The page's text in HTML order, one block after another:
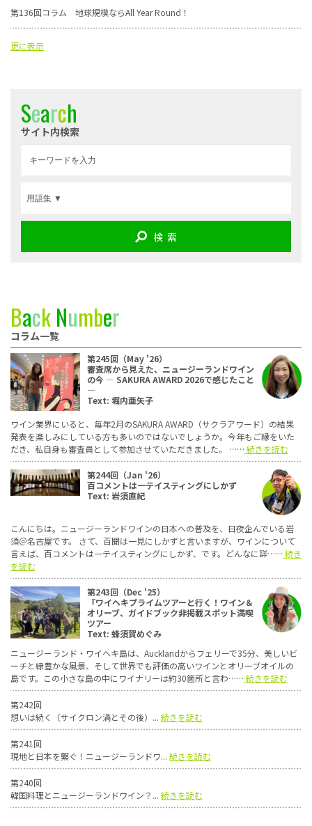
第136回コラム 地球規模ならAll Year Round！
更に表示
Search
サイト内検索
検 索
BackNumber
コラム一覧
第245回（May '26）
審査席から見えた、ニュージーランドワイン
の今 ― SAKURA AWARD 2026で感じたこと
―
Text: 堀内亜矢子
ワイン業界にいると、毎年2月のSAKURA AWARD（サクラアワード）の結果
発表を楽しみにしている方も多いのではないでしょうか。今年もご縁をいた
だき、私自身も審査員として参加させていただきました。 …… 続きを読む
第244回（Jan '26）
百コメントは一テイスティングにしかず
Text: 岩須直紀
こんにちは。ニュージーランドワインの日本への普及を、日夜企んでいる岩
須＠名古屋です。 さて、百聞は一見にしかずと言いますが、ワインについて
言えば、百コメントは一テイスティングにしかず、です。どんなに詳…… 続き
を読む
第243回（Dec '25）
『ワイヘキプライムツアーと行く！ワイン＆
オリーブ、ガイドブック非掲載スポット満喫
ツアー
Text: 蜂須賀めぐみ
ニュージーランド・ワイヘキ島は、Aucklandからフェリーで35分、美しいビ
ーチと緑豊かな風景、そして世界でも評価の高いワインとオリーブオイルの
島です。この小さな島の中にワイナリーは約30箇所と言わ…… 続きを読む
第242回
想いは続く（サイクロン渦とその後）... 続きを読む
第241回
現地と日本を繋ぐ！ニュージーランドワ... 続きを読む
第240回
韓国料理とニュージーランドワイン？... 続きを読む